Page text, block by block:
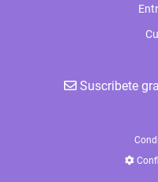
Suscribete